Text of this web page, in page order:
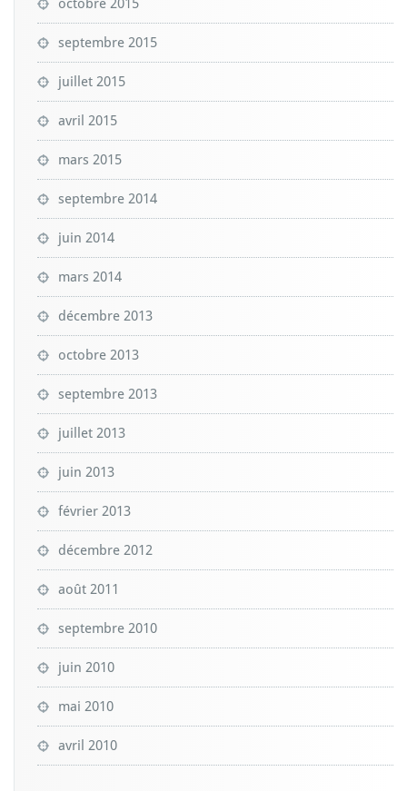
septembre 2015
juillet 2015
avril 2015
mars 2015
septembre 2014
juin 2014
mars 2014
décembre 2013
octobre 2013
septembre 2013
juillet 2013
juin 2013
février 2013
décembre 2012
août 2011
septembre 2010
juin 2010
mai 2010
avril 2010